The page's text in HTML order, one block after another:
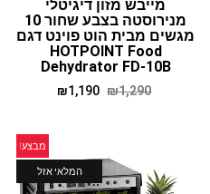
מייבש מזון דיגיטלי
מנירוסטה בצבע שחור 10
מגשים מבית הוט פוינט דגם
HOTPOINT Food
Dehydrator FD-10B
₪1,290
₪1,190
מבצע!
המלאי אזל